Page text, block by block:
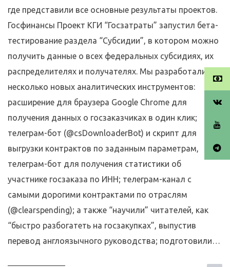
где представили все основные результаты проектов.
Госфинансы Проект КГИ “Госзатраты” запустил бета-
тестирование раздела “Субсидии”, в котором можно
получить данные о всех федеральных субсидиях, их
распределителях и получателях. Мы разработали
несколько новых аналитических инструментов:
расширение для браузера Google Chrome для
получения данных о госзаказчиках в один клик;
телеграм-бот (@csDownloaderBot) и скрипт для
выгрузки контрактов по заданным параметрам,
телеграм-бот для получения статистики об
участнике госзаказа по ИНН; телеграм-канал с
самыми дорогими контрактами по отраслям
(@clearspending); а также “научили” читателей, как
“быстро разбогатеть на госзакупках”, выпустив
перевод англоязычного руководства; подготовили…